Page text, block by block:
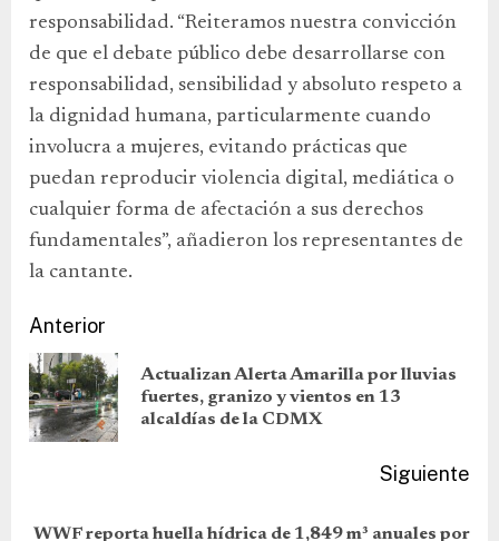
responsabilidad. “Reiteramos nuestra convicción
de que el debate público debe desarrollarse con
responsabilidad, sensibilidad y absoluto respeto a
la dignidad humana, particularmente cuando
involucra a mujeres, evitando prácticas que
puedan reproducir violencia digital, mediática o
cualquier forma de afectación a sus derechos
fundamentales”, añadieron los representantes de
la cantante.
Anterior
Actualizan Alerta Amarilla por lluvias
fuertes, granizo y vientos en 13
alcaldías de la CDMX
Siguiente
WWF reporta huella hídrica de 1,849 m³ anuales por